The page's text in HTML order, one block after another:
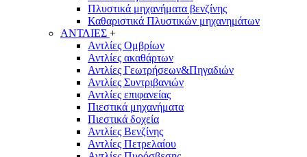
Πλυστικά μηχανήματα βενζίνης
Καθαριστικά Πλυστικών μηχανημάτων
ΑΝΤΛΙΕΣ +
Αντλίες Ομβρίων
Αντλίες ακαθάρτων
Αντλίες Γεωτρήσεων&Πηγαδιών
Αντλίες Συντριβανιών
Αντλίες επιφανείας
Πιεστικά μηχανήματα
Πιεστικά δοχεία
Αντλίες Βενζίνης
Αντλίες Πετρελαίου